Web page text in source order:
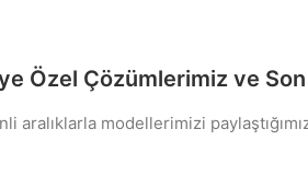
Özel Çözümlerimiz ve Son
aralıklarla modellerimizi